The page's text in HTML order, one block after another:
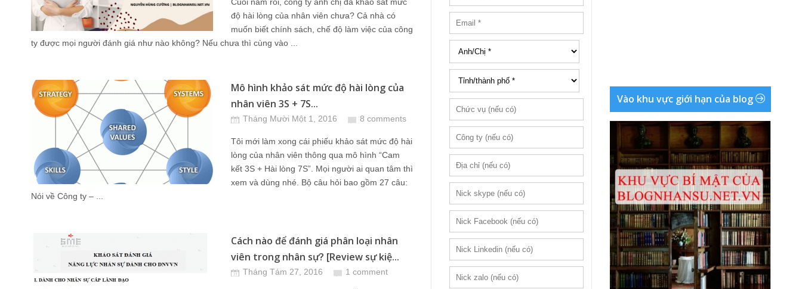
độ hài lòng của nhân viên chưa? Cả nhà có
muốn biết chính sách, chế độ làm việc của công
ty được mọi người đánh giá như nào không? Nếu chưa thì cùng vào ...
Mô hình khảo sát mức độ hài lòng của
nhân viên 3S + 7S...
Tháng Mười Một 1, 2016 8 comments
Tôi mới làm xong cái phiếu khảo sát mức độ hài
lòng của nhân viên thông qua mô hình “Cam
kết 3S + Hài lòng 7S”. Mọi người ai quan tâm thì
xem và dùng nhé. Bộ câu hỏi bao gồm 27 câu:
Nói về Công ty – ...
Cách nào để đánh giá phân loại nhân
viên trong nhân sự? [Review sự kiệ...
Tháng Tám 27, 2016 1 comment
Vào khu vực giới hạn của blog